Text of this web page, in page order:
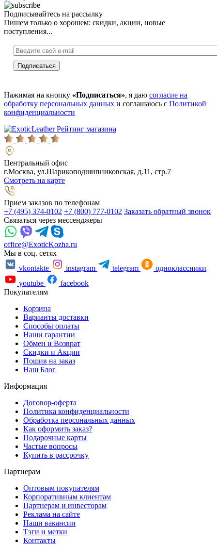
Подписывайтесь на рассылку
Пишем только о хорошем: скидки, акции, новые
поступления...
Нажимая на кнопку «Подписаться», я даю согласие на
обработку персональных данных и соглашаюсь с Политикой
конфиденциальности
Рейтинг магазина
Центральный офис
г.Москва, ул.Шарикоподшипниковская, д.11, стр.7
Смотреть на карте
Прием заказов по телефонам
+7 (495) 374-0102 +7 (800) 777-0102 Заказать обратный звонок
Связаться через мессенджеры
office@ExoticKozha.ru
Мы в соц. сетях
vkontakte
instagram telegram
одноклассники
youtube
facebook
Покупателям
Корзина
Варианты доставки
Способы оплаты
Наши гарантии
Обмен и Возврат
Скидки и Акции
Пошив на заказ
Наш Блог
Информация
Договор-оферта
Политика конфиденциальности
Обработка персональных данных
Как оформить заказ?
Подарочные карты
Частые вопросы
Купить в рассрочку
Партнерам
Оптовым покупателям
Корпоративным клиентам
Партнерам и инвесторам
Реклама на сайте
Наши вакансии
Тэги и метки
Контакты